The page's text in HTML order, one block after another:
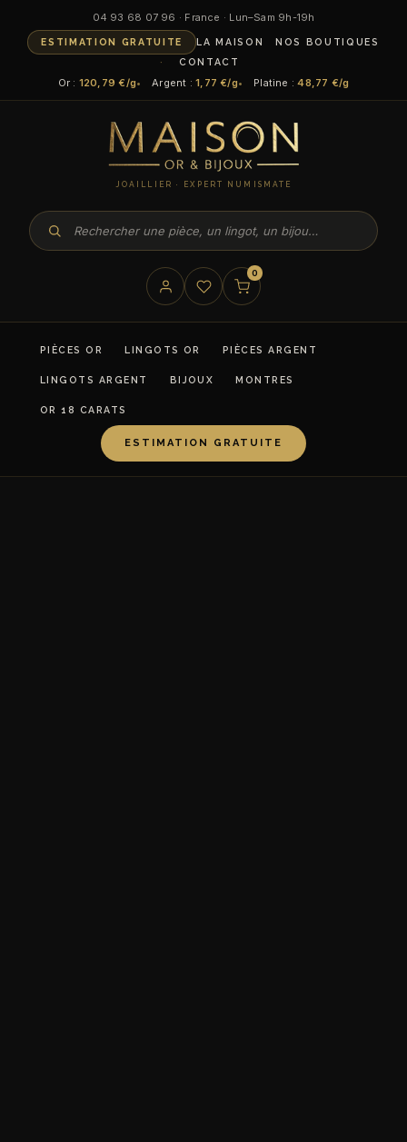
04 93 68 07 96 · France · Lun–Sam 9h-19h
ESTIMATION GRATUITE LA MAISON
NOS BOUTIQUES
CONTACT
Or : 120,79 €/g Argent :1,77 €/g Platine :48,77 €/g
JOAILLIER · EXPERT NUMISMATE
0
PIÈCES OR LINGOTS OR PIÈCES ARGENT
LINGOTS ARGENT BIJOUX MONTRES
OR 18 CARATS
ESTIMATION GRATUITE